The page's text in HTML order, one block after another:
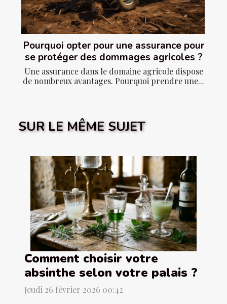
Pourquoi opter pour une assurance pour
se protéger des dommages agricoles ?
Une assurance dans le domaine agricole dispose
de nombreux avantages. Pourquoi prendre une...
SUR LE MÊME SUJET
Comment choisir votre
absinthe selon votre palais ?
Jeudi 26 février 2026 00:42